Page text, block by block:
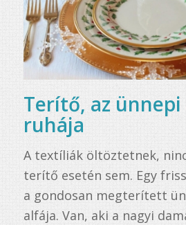
Terítő, az ünnepi
ruhája
A textíliák öltöztetnek,
terítő esetén sem. Egy
a gondosan megterített
alfája. Van, aki a nagyi